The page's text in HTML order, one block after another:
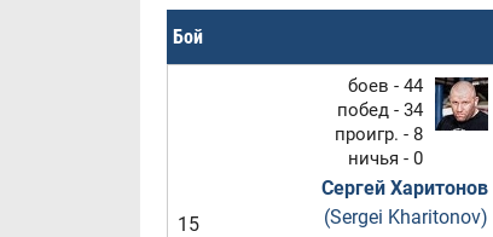
Бой
15
боев - 44
побед - 34
проигр. - 8
ничья - 0
Сергей Харитонов
(Sergei Kharitonov)